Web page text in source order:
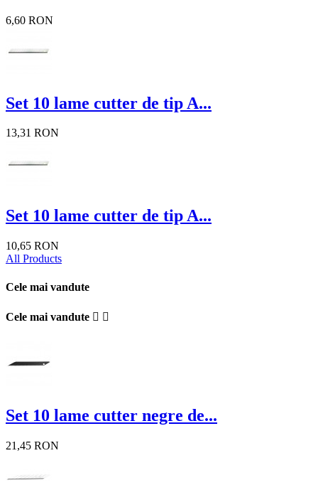
6,60 RON
Set 10 lame cutter de tip A...
13,31 RON
Set 10 lame cutter de tip A...
10,65 RON
All Products
Cele mai vandute
Cele mai vandute  
Set 10 lame cutter negre de...
21,45 RON